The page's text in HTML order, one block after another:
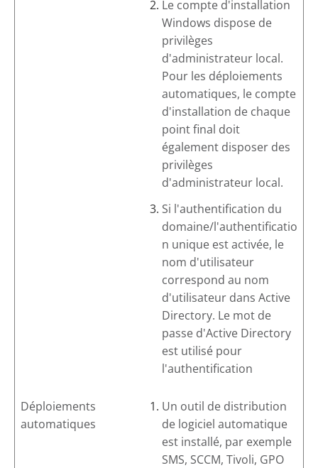
Le compte d'installation
Windows dispose de
privilèges
d'administrateur local.
Pour les déploiements
automatiques, le compte
d'installation de chaque
point final doit
également disposer des
privilèges
d'administrateur local.
Si l'authentification du
domaine/l'authentificatio
n unique est activée, le
nom d'utilisateur
correspond au nom
d'utilisateur dans Active
Directory. Le mot de
passe d'Active Directory
est utilisé pour
l'authentification
Déploiements
automatiques
Un outil de distribution
de logiciel automatique
est installé, par exemple
SMS, SCCM, Tivoli, GPO